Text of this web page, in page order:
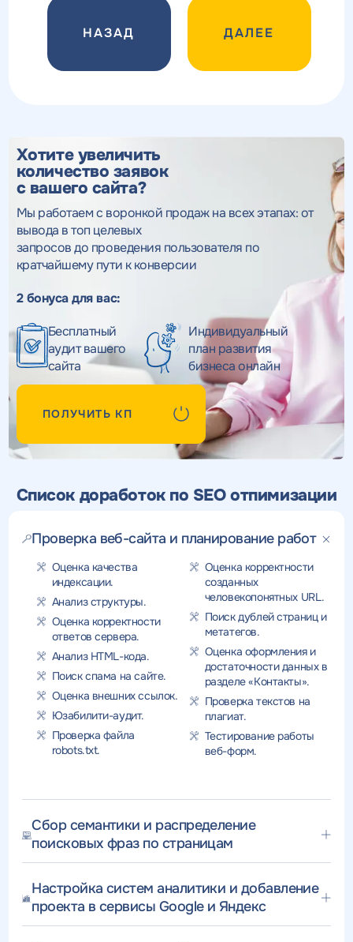
ДАЛЕЕ
Хотите увеличить
количество заявок
с вашего сайта?
Мы работаем с воронкой продаж на всех этапах: от
вывода в топ целевых
запросов до проведения пользователя по
кратчайшему пути к конверсии
2 бонуса для вас:
Бесплатный
аудит вашего
сайта
Индивидуальный
план развития
бизнеса онлайн
ПОЛУЧИТЬ КП
Список доработок по SEO отпимизации
Проверка веб-сайта и планирование работ
Оценка качества
индексации.
Анализ структуры.
Оценка корректности
ответов сервера.
Анализ HTML-кода.
Поиск спама на сайте.
Оценка внешних ссылок.
Юзабилити-аудит.
Проверка файла
robots.txt.
Оценка корректности
созданных
человекопонятных URL.
Поиск дублей страниц и
метатегов.
Оценка оформления и
достаточности данных в
разделе «Контакты».
Проверка текстов на
плагиат.
Тестирование работы
веб-форм.
Сбор семантики и распределение
поисковых фраз по страницам
Настройка систем аналитики и добавление
проекта в сервисы Google и Яндекс